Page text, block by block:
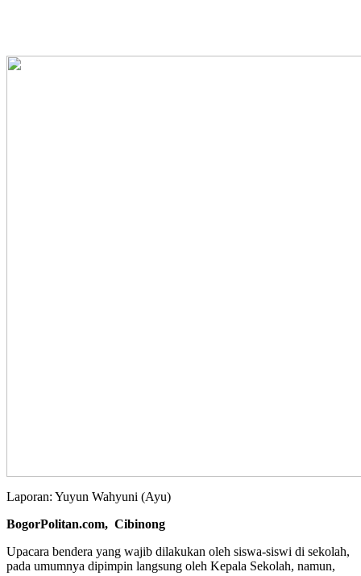
Laporan: Yuyun Wahyuni (Ayu)
BogorPolitan.com, Cibinong
Upacara bendera yang wajib dilakukan oleh siswa-siswi di sekolah,
pada umumnya dipimpin langsung oleh Kepala Sekolah, namun,